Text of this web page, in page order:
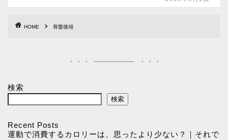
HOME 骨盤後傾
検索
検索
Recent Posts
運動で消費するカロリーは、思ったより少ない？｜それで